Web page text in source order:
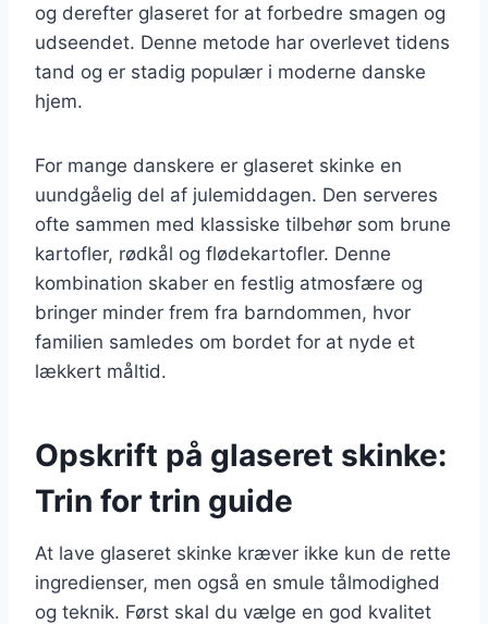
og derefter glaseret for at forbedre smagen og
udseendet. Denne metode har overlevet tidens
tand og er stadig populær i moderne danske
hjem.
For mange danskere er glaseret skinke en
uundgåelig del af julemiddagen. Den serveres
ofte sammen med klassiske tilbehør som brune
kartofler, rødkål og flødekartofler. Denne
kombination skaber en festlig atmosfære og
bringer minder frem fra barndommen, hvor
familien samledes om bordet for at nyde et
lækkert måltid.
Opskrift på glaseret skinke:
Trin for trin guide
At lave glaseret skinke kræver ikke kun de rette
ingredienser, men også en smule tålmodighed
og teknik. Først skal du vælge en god kvalitet